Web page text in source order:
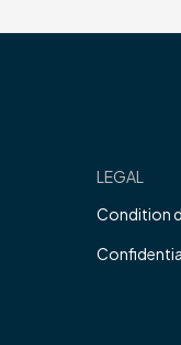
LEGAL
Condition